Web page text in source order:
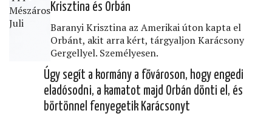
Mészáros
Juli
Krisztina és Orbán
Baranyi Krisztina az Amerikai úton kapta el
Orbánt, akit arra kért, tárgyaljon Karácsony
Gergellyel. Személyesen.
Úgy segít a kormány a fővároson, hogy engedi
eladósodni, a kamatot majd Orbán dönti el, és
börtönnel fenyegetik Karácsonyt